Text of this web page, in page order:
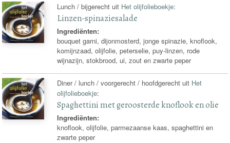
Lunch / bijgerecht uit Het olijfolieboekje:
Linzen-spinaziesalade
Ingrediënten:
bouquet garni, dijonmosterd, jonge spinazie, knoflook,
komijnzaad, olijfolie, peterselie, puy-linzen, rode
wijnazijn, stokbrood, ui, zout en zwarte peper
Diner / lunch / voorgerecht / hoofdgerecht uit Het
olijfolieboekje:
Spaghettini met geroosterde knoflook en olie
Ingrediënten:
knoflook, olijfolie, parmezaanse kaas, spaghettini en
zwarte peper